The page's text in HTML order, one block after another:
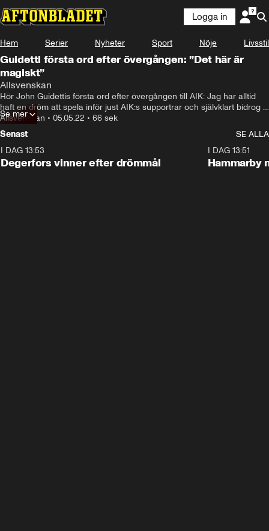
Logga in
Hem Serier Nyheter Sport Nöje Livsstil
Guidetti första ord efter övergången: ”Det här är
magiskt”
Allsvenskan
Hör John Guidettis första ord efter övergången till AIK: Jag har alltid
haft en dröm att spela inför just AIK:s supportrar och självklart bidrog
det att de ville se mig i en AIK-tröja i framtiden
Allsvenskan • 05.05.22 • 66 sek
Se mer
Senast
SE ALLA
I DAG 13:53
Degerfors vinner efter drömmål
I DAG 13:51
Hammarby